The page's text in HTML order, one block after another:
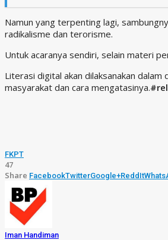
Namun yang terpenting lagi,
radikalisme dan terorisme.
Untuk acaranya sendiri, selain materi
Literasi digital akan dilaksanakan
masyarakat dan cara mengatasinya.#rel
FKPT
47
Share FacebookTwitterGoogle+ReddIt
Iman Handiman